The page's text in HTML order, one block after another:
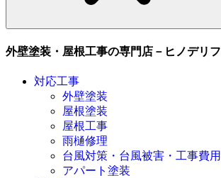
外壁塗装・屋根工事の専門店－ヒノデリ
対応工事
外壁塗装
屋根塗装
屋根工事
雨樋修理
台風対策・台風被害・工事費
アパート塗装